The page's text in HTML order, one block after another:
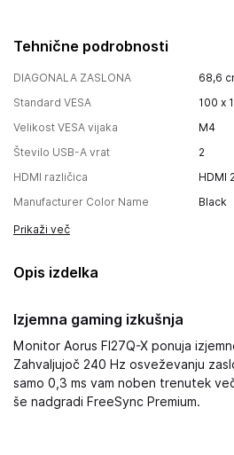
Tehnične podrobnosti
DIAGONALA ZASLONA
68,6
Standard VESA
100 x
Velikost VESA vijaka
M4
Število USB-A vrat
2
HDMI različica
HDMI
Manufacturer Color Name
Black
Prikaži več
Opis izdelka
Izjemna gaming izkušnja
Monitor Aorus FI27Q-X ponuja
Zahvaljujoč 240 Hz osveževanju
samo 0,3 ms vam noben trenutek
še nadgradi FreeSync Premium.